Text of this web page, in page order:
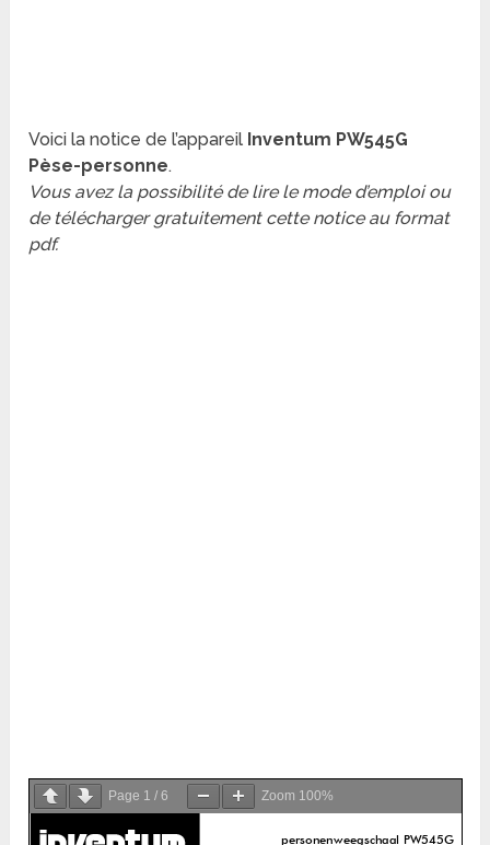
Voici la notice de l’appareil Inventum PW545G
Pèse-personne.
Vous avez la possibilité de lire le mode d’emploi ou
de télécharger gratuitement cette notice au format
pdf.
Page 1 /6 Zoom 100%